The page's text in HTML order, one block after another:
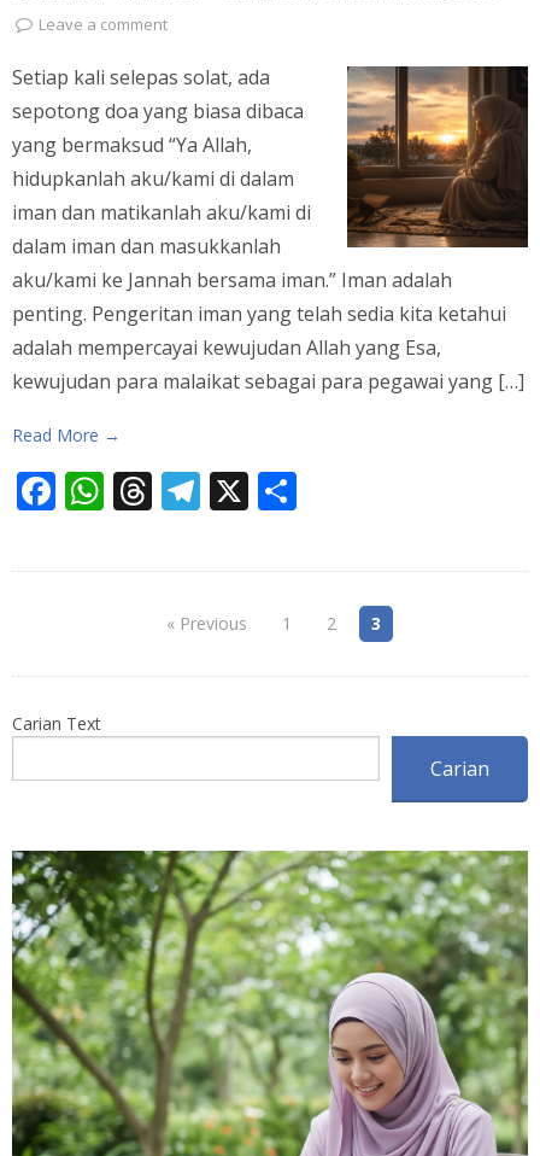
Leave a comment
Setiap kali selepas solat, ada
sepotong doa yang biasa dibaca
yang bermaksud “Ya Allah,
hidupkanlah aku/kami di dalam
iman dan matikanlah aku/kami di
dalam iman dan masukkanlah
aku/kami ke Jannah bersama iman.” Iman adalah
penting. Pengeritan iman yang telah sedia kita ketahui
adalah mempercayai kewujudan Allah yang Esa,
kewujudan para malaikat sebagai para pegawai yang […]
Read More →
Facebook
WhatsApp
Threads
Telegram
X
« Previous 1 2 3
Carian Text
Carian